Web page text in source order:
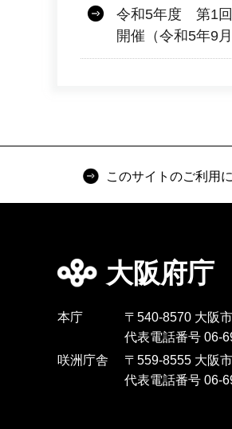
令和5年度 第1回
開催（令和5年9月
このサイトのご利用
大阪府庁
本庁
〒540-8570 大阪
代表電話番号 06-
咲洲庁舎
〒559-8555 大阪
代表電話番号 06-